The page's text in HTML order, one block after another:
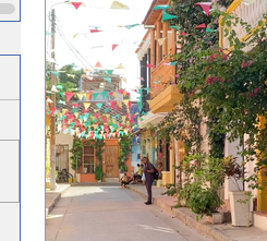
emmène au Chili, dans l'une
des villes qui m'a le plus
marqué : Valparaíso. Une
ville portuaire cabossée,
vibrante, profondément
attachante. Une ville qui
regarde l'océan Pacifique
depuis ses 42 cerros, où
chaque rue raconte une